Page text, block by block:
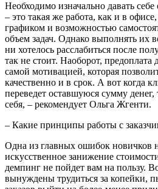
Необходимо изначально давать
– это такая же работа, как и в
графиком и возможностью
объем задач. Однако выполнять их
ни хотелось расслабиться после
так не стоит. Наоборот, предоплата
самой мотивацией, которая
качественно и в срок. А вот когда
переведет оставшуюся сумму
себя, – рекомендует Ольга Жгенти.
– Какие принципы работы с
Одна из главных ошибок новичков
искусственное занижение
демпинг не пойдет вам на пользу.
вынуждены трудиться за копейки,